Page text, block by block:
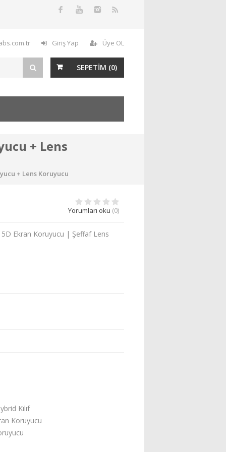
Giriş Yap Üye OL
SEPETİM (0)
+ Lens
+ Lens Koruyucu
Yorumları oku (0)
5D Ekran Koruyucu | Şeffaf Lens
Kılıf
Koruyucu